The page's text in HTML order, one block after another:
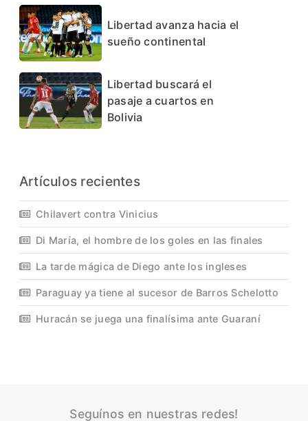
Libertad avanza hacia el
sueño continental
Libertad buscará el
pasaje a cuartos en
Bolivia
Artículos recientes
Chilavert contra Vinicius
Di María, el hombre de los goles en las finales
La tarde mágica de Diego ante los ingleses
Paraguay ya tiene al sucesor de Barros Schelotto
Huracán se juega una finalísima ante Guaraní
Seguínos en nuestras redes!